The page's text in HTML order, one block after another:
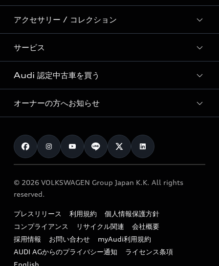
Audi Sport
Formula 1®
デジタルサービス
新車在庫検索
試乗車・展示車検索
見積もり依頼
試乗予約
モデル一覧
特別仕様モデル / 限定モデル
e-tronラインアップ
価格シミュレーション
車両比較
カタログ一覧
アクセサリー / コレクション
純正アクセサリー
オンラインショップ
Audi collection
アウディナビアプリ
サービス
サービス入庫予約
サービスプログラム
メンテナンス
車検 / 定期点検
e-tronアフターサポート
myAudi
Audi 認定中古車を買う
Audi認定中古車
クオリティ
保証
メンテナンス
ファイナンス
キャンペーン / イベント
買取査定
オーナーの方へお知らせ
お知らせ
オーナー様向けキャンペーン
特定整備適用車一覧
リサイクル法
よくある質問（FAQ）
© 2026 VOLKSWAGEN Group Japan K.K. All rights
reserved.
プレスリリース 利用規約
個人情報保護方針
コンプライアンス
リサイクル関連
会社概要
採用情報
お問い合わせ
myAudi利用規約
AUDI AGからのプライバシー通知
ライセンス条項
English